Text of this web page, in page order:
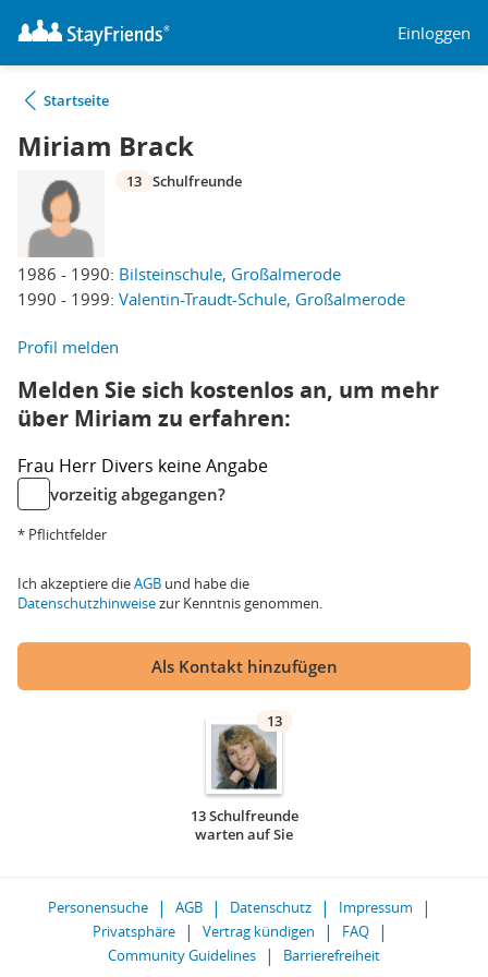
Einloggen
Startseite
Miriam Brack
1986 - 1990: Bilsteinschule, Großalmerode
1990 - 1999: Valentin-Traudt-Schule, Großalmerode
13 Schulfreunde
Profil melden
Melden Sie sich kostenlos an, um mehr
über Miriam zu erfahren:
Frau Herr Divers keine Angabe
vorzeitig abgegangen?
* Pflichtfelder
Ich akzeptiere dieAGB und habe die
Datenschutzhinweisezur Kenntnis genommen.
Als Kontakt hinzufügen
13
13 Schulfreunde
warten auf Sie
Personensuche AGB Datenschutz
Impressum
Privatsphäre
Vertrag kündigen
FAQ
Community Guidelines
Barrierefreiheit